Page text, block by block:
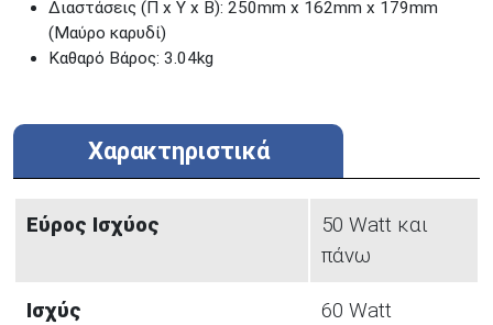
Διαστάσεις (Π x Υ x Β): 250mm x 162mm x 179mm
(Μαύρο καρυδί)
Καθαρό Βάρος: 3.04kg
Χαρακτηριστικά
Εύρος Ισχύος
50 Watt και
πάνω
Ισχύς 60 Watt